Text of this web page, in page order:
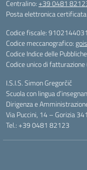
Centralino:+39 0481
Posta elettronica certificata
Codice fiscale:
Codice meccanografico:
Codice Indice delle
Codice unico di fatturazione
I.S.I.S. Simon Gregorčič
Scuola con lingua
Dirigenza e
Via Puccini, 14 – Gorizia
Tel.: +39 0481 82123